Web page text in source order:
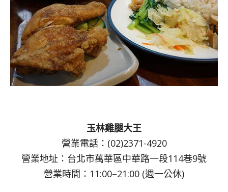
玉林雞腿大王
營業電話：(02)2371-4920
營業地址：台北市萬華區中華路一段114巷9號
營業時間：11:00–21:00 (週一公休)